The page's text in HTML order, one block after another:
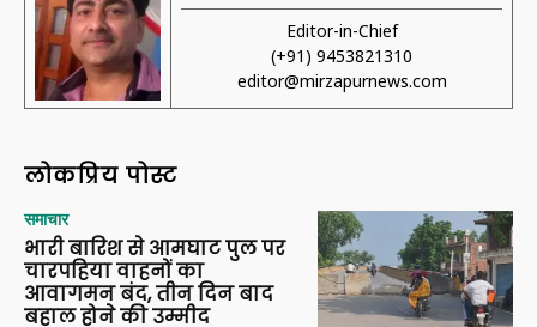
Editor-in-Chief
(+91) 9453821310
editor@mirzapurnews.com
लोकप्रिय पोस्ट
समाचार
भारी बारिश से आमघाट पुल पर
चारपहिया वाहनों का
आवागमन बंद, तीन दिन बाद
बहाल होने की उम्मीद